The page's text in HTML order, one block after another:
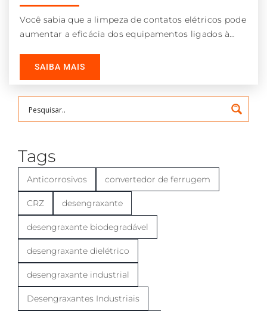
Você sabia que a limpeza de contatos elétricos pode
aumentar a eficácia dos equipamentos ligados à
SAIBA MAIS
Tags
Anticorrosivos convertedor de ferrugem
CRZ desengraxante
desengraxante biodegradável
desengraxante dielétrico
desengraxante industrial
Desengraxantes Industriais